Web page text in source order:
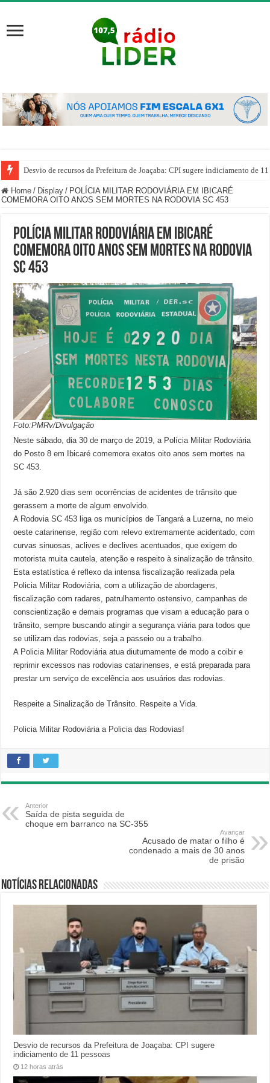
Desvio de recursos da Prefeitura de Joaçaba: CPI sugere indiciamento de 11
Home / Display / POLÍCIA MILITAR RODOVIÁRIA EM IBICARÉ
COMEMORA OITO ANOS SEM MORTES NA RODOVIA SC 453
POLÍCIA MILITAR RODOVIÁRIA EM IBICARÉ
COMEMORA OITO ANOS SEM MORTES NA RODOVIA
SC 453
Foto:PMRv/Divulgação
Neste sábado, dia 30 de março de 2019, a Polícia Militar Rodoviária
do Posto 8 em Ibicaré comemora exatos oito anos sem mortes na
SC 453.
Já são 2.920 dias sem ocorrências de acidentes de trânsito que
gerassem a morte de algum envolvido.
A Rodovia SC 453 liga os municípios de Tangará a Luzerna, no meio
oeste catarinense, região com relevo extremamente acidentado, com
curvas sinuosas, aclives e declives acentuados, que exigem do
motorista muita cautela, atenção e respeito à sinalização de trânsito.
Esta estatística é reflexo da intensa fiscalização realizada pela
Policia Militar Rodoviária, com a utilização de abordagens,
fiscalização com radares, patrulhamento ostensivo, campanhas de
conscientização e demais programas que visam a educação para o
trânsito, sempre buscando atingir a segurança viária para todos que
se utilizam das rodovias, seja a passeio ou a trabalho.
A Policia Militar Rodoviária atua diuturnamente de modo a coibir e
reprimir excessos nas rodovias catarinenses, e está preparada para
prestar um serviço de excelência aos usuários das rodovias.
Respeite a Sinalização de Trânsito. Respeite a Vida.
Policia Militar Rodoviária a Policia das Rodovias!
Anterior
Saída de pista seguida de
choque em barranco na SC-355
Avançar
Acusado de matar o filho é
condenado a mais de 30 anos
de prisão
Notícias relacionadas
Desvio de recursos da Prefeitura de Joaçaba: CPI sugere
indiciamento de 11 pessoas
12 horas atrás